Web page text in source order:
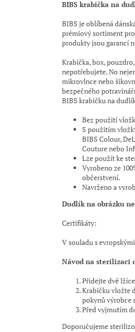
BIBS krabička na
BIBS je oblíbená
prémiový sortiment
produkty jsou garancí
Krabička, box,
nepotřebujete. No
mikrovlnce nebo
bezpečného
BIBS krabičku na
Bez použití
S použitím
BIBS Colour,
Couture nebo
Lze použít ke
Vyrobeno ze
občerstvení.
Navrženo a
Dudlík na obrázku
Certifikáty:
V souladu s evropskými
Návod na sterilizaci
Přidejte dvě
Krabičku vložte
pokynů výrobce
Před vyjmutím
Doporučujeme